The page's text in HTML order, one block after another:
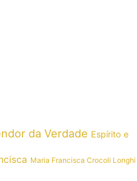
da Verdade Espírito e
Maria Francisca Crocoli Longhi